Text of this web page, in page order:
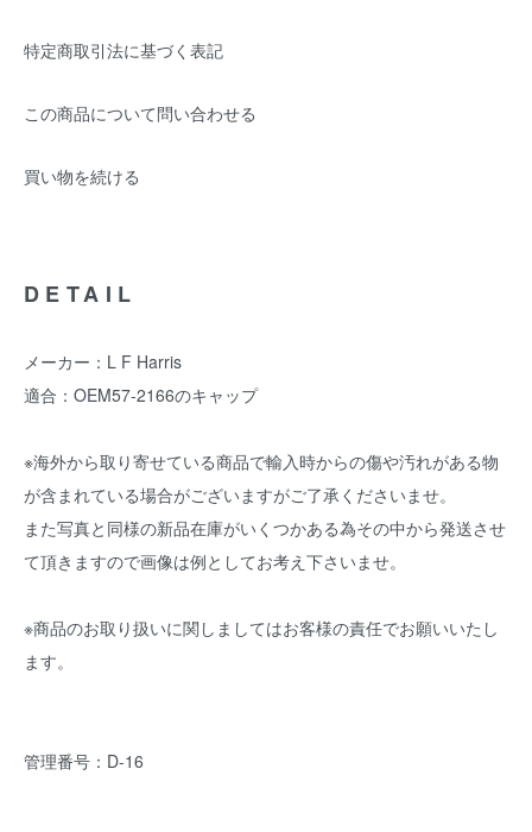
特定商取引法に基づく表記
この商品について問い合わせる
買い物を続ける
DETAIL
メーカー：L F Harris
適合：OEM57-2166のキャップ
※海外から取り寄せている商品で輸入時からの傷や汚れがある物
が含まれている場合がございますがご了承くださいませ。
また写真と同様の新品在庫がいくつかある為その中から発送させ
て頂きますので画像は例としてお考え下さいませ。
※商品のお取り扱いに関しましてはお客様の責任でお願いいたし
ます。
管理番号：D-16